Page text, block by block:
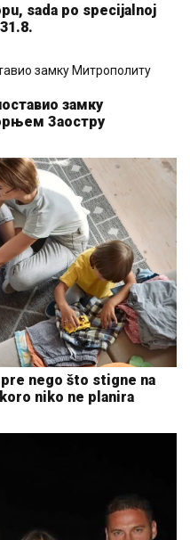
sada po specijalnoj
замку
Заостру
nego što stigne na
niko ne planira